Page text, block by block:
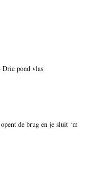
pond vlas
de brug en je sluit ‘m